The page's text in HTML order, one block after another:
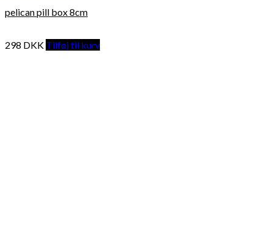
pelican pill box 8cm
298 DKK Tilføj til kurv